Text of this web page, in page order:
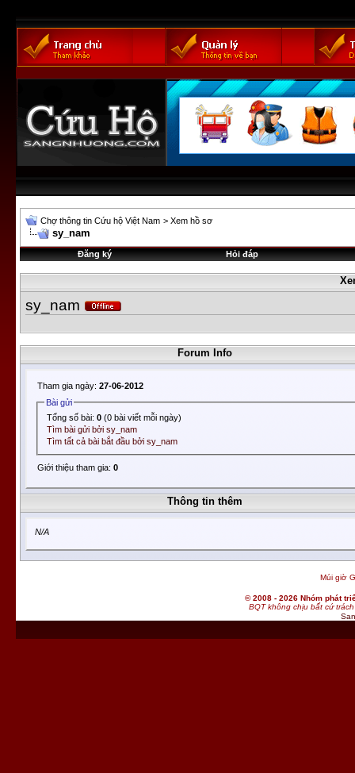
Chợ thông tin Cứu hộ Việt Nam > Xem hồ sơ
sy_nam
Đăng ký Hỏi đáp
sy_nam
Forum Info
Tham gia ngày: 27-06-2012
Bài gửi
Tổng số bài:0 (0 bài viết mỗi ngày)
Tìm bài gửi bởi sy_nam
Tìm tất cả bài bắt đầu bởi sy_nam
Giới thiệu tham gia: 0
Thông tin thêm
N/A
Múi giờ
© 2008 - 2026 Nhóm phát
BQT không chịu bất cứ